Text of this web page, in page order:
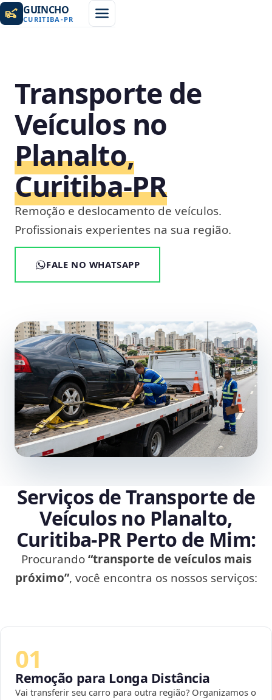
GUINCHO
CURITIBA -PR
Transporte de
Veículos no
Planalto,
Curitiba‑PR
Remoção e deslocamento de veículos.
Profissionais experientes na sua região.
FALE NO WHATSAPP
Serviços de Transporte de
Veículos no Planalto,
Curitiba‑PR Perto de Mim:
Procurando“transporte de veículos mais
próximo”, você encontra os nossos serviços:
01
Remoção para Longa Distância
Vai transferir seu carro para outra região? Organizamos o